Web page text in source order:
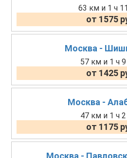
63 км и 1 ч
от 1575
Москва -
57 км и 1 ч
от 1425
Москва -
47 км и 1 ч
от 1175
Москва -